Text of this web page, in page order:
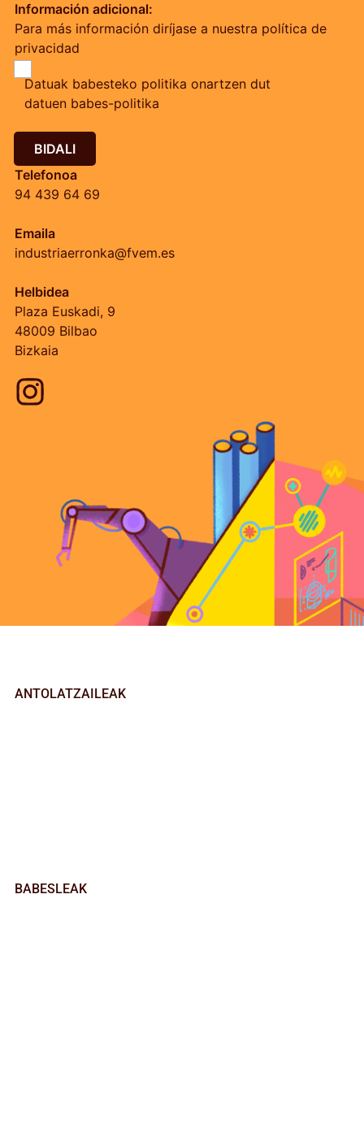
Información adicional:
Para más información diríjase a nuestra política de
privacidad
Datuak babesteko politika onartzen dut
datuen babes-politika
BIDALI
Telefonoa
94 439 64 69
Emaila
industriaerronka@fvem.es
Helbidea
Plaza Euskadi, 9
48009 Bilbao
Bizkaia
ANTOLATZAILEAK
BABESLEAK